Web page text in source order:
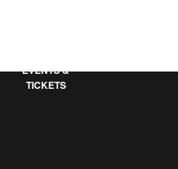
EVENTS &
TICKETS